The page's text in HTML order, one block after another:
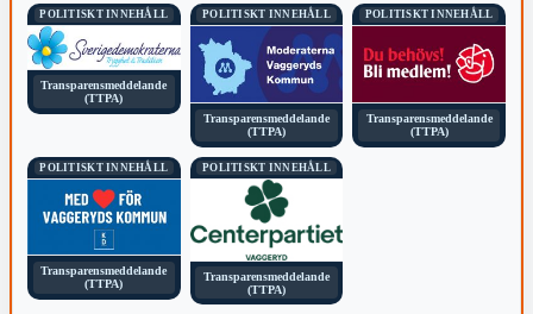
POLITISKT INNEHÅLL
Transparensmeddelande
(TTPA)
POLITISKT INNEHÅLL
Transparensmeddelande
(TTPA)
POLITISKT INNEHÅLL
Transparensmeddelande
(TTPA)
POLITISKT INNEHÅLL
Transparensmeddelande
(TTPA)
POLITISKT INNEHÅLL
Transparensmeddelande
(TTPA)